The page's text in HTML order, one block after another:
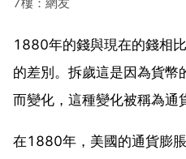
1880年的錢與現在的錢相
的差別。拆歲這是因為貨幣
而變化，這種變化被稱為通
在1880年，美國的通貨膨